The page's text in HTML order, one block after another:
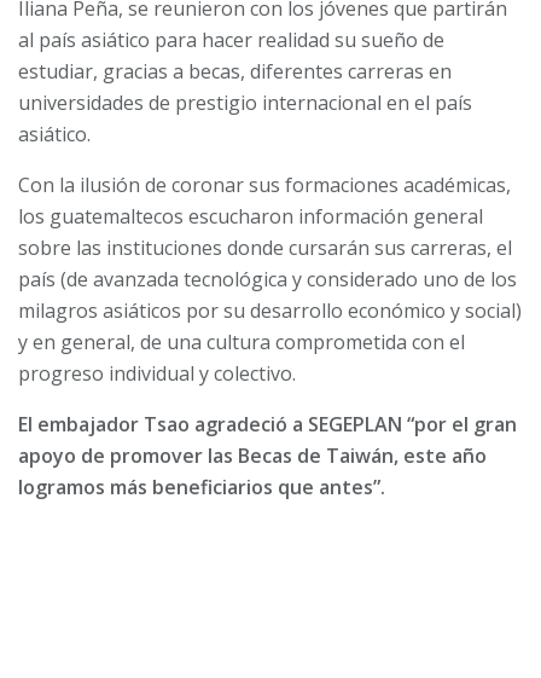
Iliana Peña, se reunieron con los jóvenes que partirán
al país asiático para hacer realidad su sueño de
estudiar, gracias a becas, diferentes carreras en
universidades de prestigio internacional en el país
asiático.
Con la ilusión de coronar sus formaciones académicas,
los guatemaltecos escucharon información general
sobre las instituciones donde cursarán sus carreras, el
país (de avanzada tecnológica y considerado uno de los
milagros asiáticos por su desarrollo económico y social)
y en general, de una cultura comprometida con el
progreso individual y colectivo.
El embajador Tsao agradeció a SEGEPLAN “por el gran
apoyo de promover las Becas de Taiwán, este año
logramos más beneficiarios que antes”.